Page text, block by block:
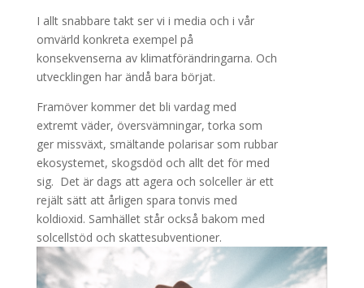
I allt snabbare takt ser vi i media och i vår
omvärld konkreta exempel på
konsekvenserna av klimatförändringarna. Och
utvecklingen har ändå bara börjat.
Framöver kommer det bli vardag med
extremt väder, översvämningar, torka som
ger missväxt, smältande polarisar som rubbar
ekosystemet, skogsdöd och allt det för med
sig. Det är dags att agera och solceller är ett
rejält sätt att årligen spara tonvis med
koldioxid. Samhället står också bakom med
solcellstöd och skattesubventioner.